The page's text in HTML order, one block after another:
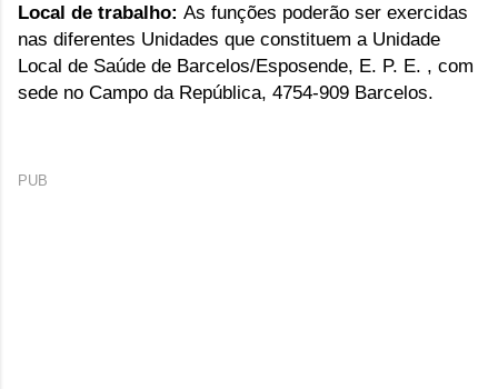
Local de trabalho: As funções poderão ser exercidas
nas diferentes Unidades que constituem a Unidade
Local de Saúde de Barcelos/Esposende, E. P. E. , com
sede no Campo da República, 4754-909 Barcelos.
PUB